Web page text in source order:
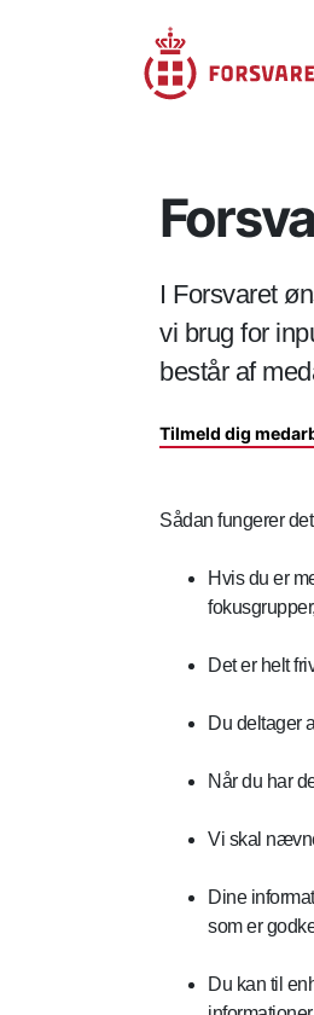
I Forsvaret
vi brug for
består af
Tilmeld dig
Sådan fungerer
Hvis du er
Det er helt
Du deltager
Når du har
Vi skal
Dine
som er
Du kan til